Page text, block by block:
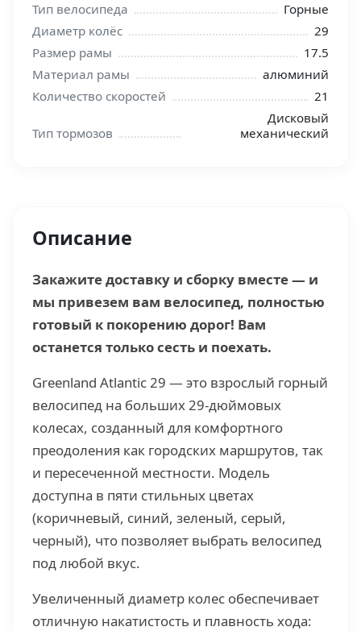
Тип велосипеда
Горные
Диаметр колёс
29
Размер рамы
17.5
Материал рамы
алюминий
Количество скоростей
21
Тип тормозов
Дисковый
механический
Описание
Закажите доставку и сборку вместе — и
мы привезем вам велосипед, полностью
готовый к покорению дорог! Вам
останется только сесть и поехать.
Greenland Atlantic 29 — это взрослый горный
велосипед на больших 29-дюймовых
колесах, созданный для комфортного
преодоления как городских маршрутов, так
и пересеченной местности. Модель
доступна в пяти стильных цветах
(коричневый, синий, зеленый, серый,
черный), что позволяет выбрать велосипед
под любой вкус.
Увеличенный диаметр колес обеспечивает
отличную накатистость и плавность хода: